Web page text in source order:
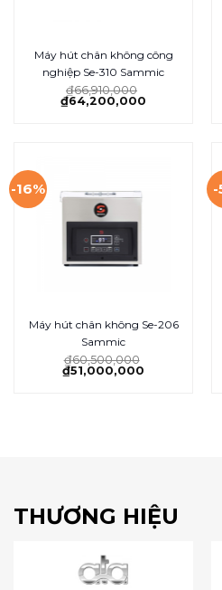
Máy hút chân không công
nghiệp Se-310 Sammic
₫66,910,000
₫64,200,000
-16%
Máy hút chân không Se-206
Sammic
₫60,500,000
₫51,000,000
-
THƯƠNG HIỆU